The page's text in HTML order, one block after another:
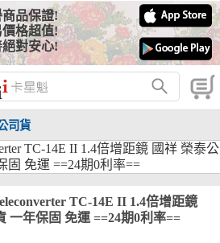
品保證!
格超值!
對安心!
司貨
TC-14E II 1.4倍增距鏡
一年保固 免運 ==24期0利率==
用卡分期付款』 與 『信用卡零利率
下：
之銀行
、合作金庫、第一銀行、華南銀行、
、上海銀行、富邦銀行、國泰世華、
、台中銀行、匯豐銀行、華泰銀行、
銀行、永豐銀行、玉山銀行、凱基銀
銀行、台新銀行、安泰銀行、中國信